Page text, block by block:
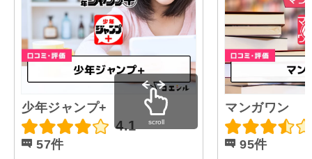
少年ジャンプ+
4.1
57件
マンガワン
95件
scroll